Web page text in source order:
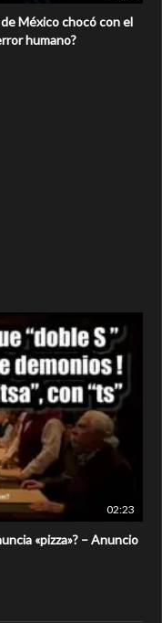
México chocó con el
humano?
02:23
«pizza»? – Anuncio